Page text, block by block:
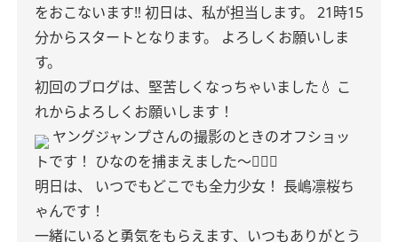
をおこないます‼︎ 初日は、私が担当します。
21時15
分からスタートとなります。
よろしくお願いしま
す。
初回のブログは、堅苦しくなっちゃいました💧 こ
れからよろしくお願いします！
ヤングジャンプさんの撮影のときのオフショッ
トです！ ひなのを捕まえました〜✌🏻✨
明日は、
いつでもどこでも全力少女！ 長嶋凛桜ち
ゃんです！
一緒にいると勇気をもらえます、いつもありがとう